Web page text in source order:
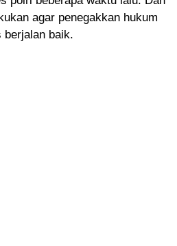
agar penegakkan hukum
berjalan baik.